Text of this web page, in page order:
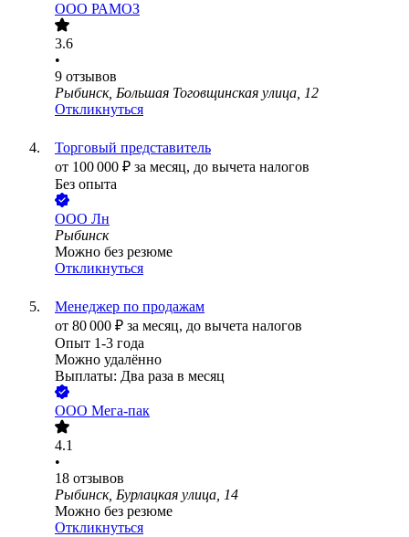
ООО РАМОЗ
3.6
•
9 отзывов
Рыбинск, Большая Тоговщинская улица, 12
Откликнуться
Торговый представитель
от 100 000 ₽ за месяц, до вычета налогов
Без опыта
ООО Лн
Рыбинск
Можно без резюме
Откликнуться
Менеджер по продажам
от 80 000 ₽ за месяц, до вычета налогов
Опыт 1-3 года
Можно удалённо
Выплаты: Два раза в месяц
ООО Мега-пак
4.1
•
18 отзывов
Рыбинск, Бурлацкая улица, 14
Можно без резюме
Откликнуться